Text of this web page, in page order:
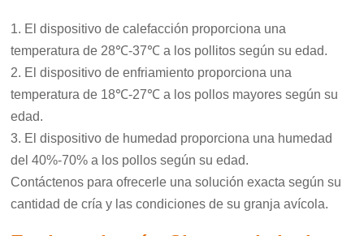
1. El dispositivo de calefacción proporciona una
temperatura de 28℃-37℃ a los pollitos según su edad.
2. El dispositivo de enfriamiento proporciona una
temperatura de 18℃-27℃ a los pollos mayores según su
edad.
3. El dispositivo de humedad proporciona una humedad
del 40%-70% a los pollos según su edad.
Contáctenos para ofrecerle una solución exacta según su
cantidad de cría y las condiciones de su granja avícola.